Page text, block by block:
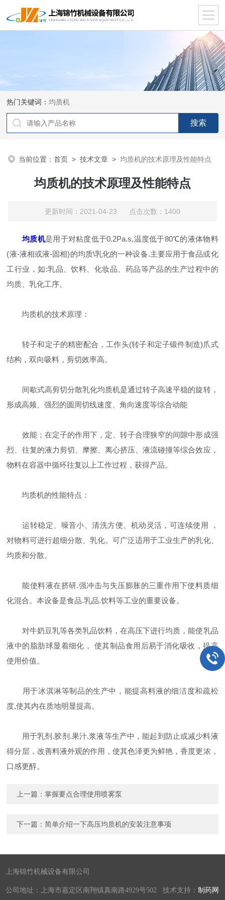
热门关键词：均质机
当前位置：首页 >技术文章 >均质机的技术原理及性能特点
均质机的技术原理及性能特点
更新时间：2021-04-23 点击次数：1400
均质机是用于对粘度低于0.2Pa.s,温度低于80℃的液体物料
(液-液相或液-固相)的均质\乳化的一种设备.主要应用于食品或化
工行业，如:乳品、饮料、化妆品、药品等产品的生产过程中的
均质、乳化工序。
均质机的技术原理：
转子和定子的精密配合，工作头(转子和定子锻件制造)爪式
结构，双向吸料，剪切效率高。
间歇式高剪切分散乳化均质机是通过转子高速平稳的旋转，
形成高频、强烈的圆周切线速度、角向速度等综合动能
效能；在定子的作用下，定、转子合理狭窄的间隙中形成强
烈、往复的液力剪切、摩擦、离心挤压、液流碰撞等综合效应，
物料在容器中循环往复以上工作过程，获得产品。
均质机的性能特点：
运转稳定、噪音小、清洗方便、机动灵活，可连续使用 ，
对物料可进行超细分散、乳化。可广泛适用于工业生产的乳化、
均质和分散。
能使料液在挤研.强冲击与失压膨胀的三重作用下使料质细
化混合。本设备是食品.乳品.饮料等工业的重要设备。
对牛奶豆乳等各类乳品饮料，在高压下进行均质，能使乳品
液中的脂肪球显着细化， 使其制品食用后易于消化吸收，提高
使用价值。
用于冰淇淋等制品的生产中，能提高料液的细洁度和疏松
度,使其内在质地明显提高。
用于乳剂.胶剂.果汁.浆液等生产中，能起到防止或减少料液
得分层，改善料液外观的作用，使其色泽更为鲜艳，香度更浓，
口感更醇。
上一篇：掌握要点合理使用喷雾泵
下一篇：简单介绍一下高压均质机的安装注意事项
上海锦竹机械设备有限公司
公司地址：上海市嘉定区南翔镇真南路4929号502 技术支持：制药网